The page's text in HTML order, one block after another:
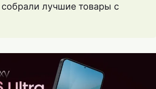
лучшие товары с